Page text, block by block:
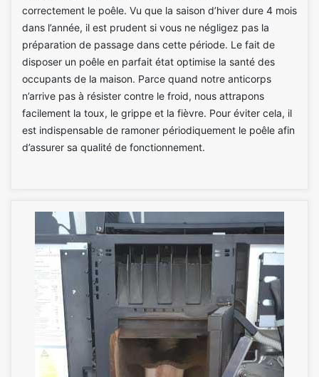
correctement le poêle. Vu que la saison d’hiver dure 4 mois
dans l’année, il est prudent si vous ne négligez pas la
préparation de passage dans cette période. Le fait de
disposer un poêle en parfait état optimise la santé des
occupants de la maison. Parce quand notre anticorps
n’arrive pas à résister contre le froid, nous attrapons
facilement la toux, le grippe et la fièvre. Pour éviter cela, il
est indispensable de ramoner périodiquement le poêle afin
d’assurer sa qualité de fonctionnement.